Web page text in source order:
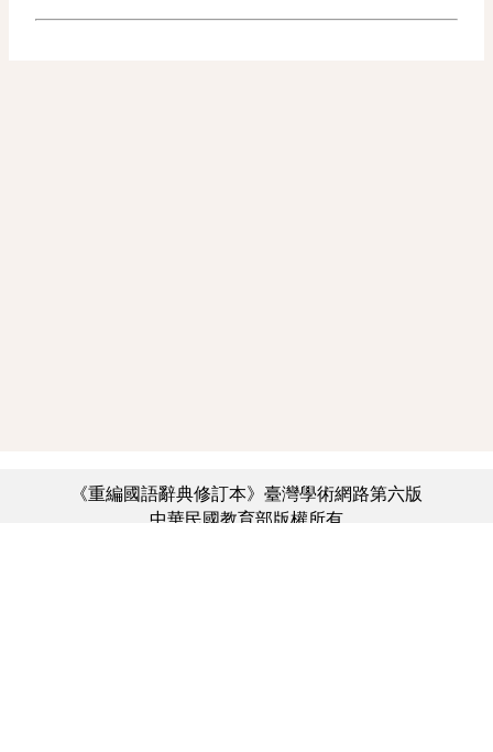
《重編國語辭典修訂本》臺灣學術網路第六版
中華民國教育部版權所有